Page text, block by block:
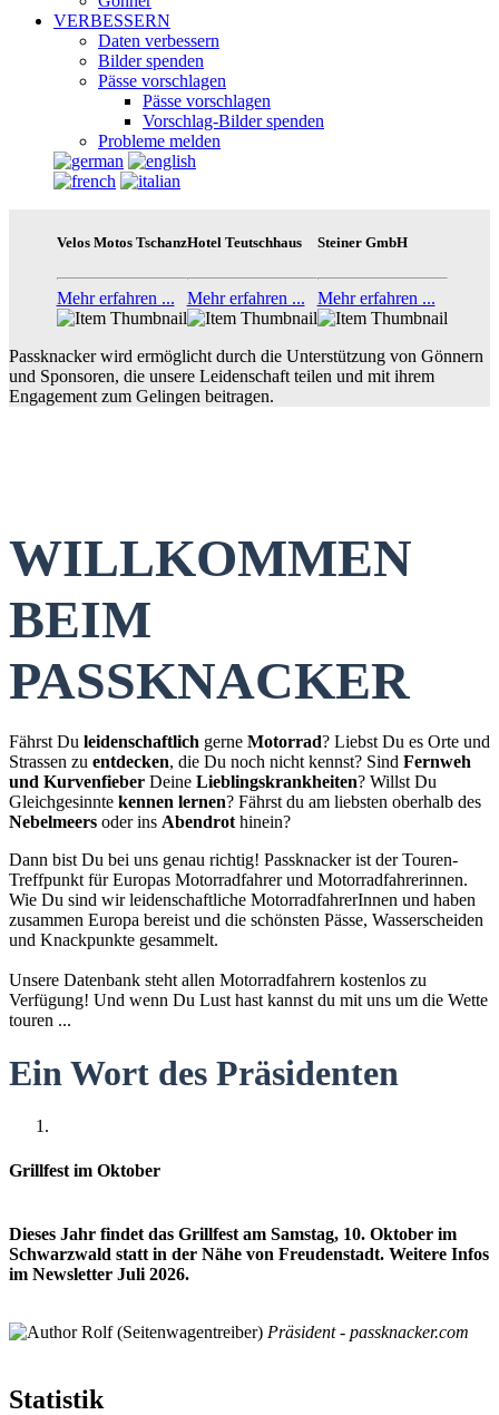
VERBESSERN
Daten verbessern
Bilder spenden
Pässe vorschlagen
Pässe vorschlagen
Vorschlag-Bilder spenden
Probleme melden
Velos Motos Tschanz
Mehr erfahren ...
Hotel Teutschhaus
Mehr erfahren ...
Steiner GmbH
Mehr erfahren ...
Passknacker wird ermöglicht durch die Unterstützung von Gönnern
und Sponsoren, die unsere Leidenschaft teilen und mit ihrem
Engagement zum Gelingen beitragen.
WILLKOMMEN
BEIM
PASSKNACKER
Fährst Du leidenschaftlich gerne Motorrad? Liebst Du es Orte und
Strassen zu entdecken, die Du noch nicht kennst? Sind Fernweh
und Kurvenfieber Deine Lieblingskrankheiten? Willst Du
Gleichgesinnte kennen lernen? Fährst du am liebsten oberhalb des
Nebelmeers oder ins Abendrothinein?
Dann bist Du bei uns genau richtig! Passknacker ist der Touren-
Treffpunkt für Europas Motorradfahrer und Motorradfahrerinnen.
Wie Du sind wir leidenschaftliche MotorradfahrerInnen und haben
zusammen Europa bereist und die schönsten Pässe, Wasserscheiden
und Knackpunkte gesammelt.
Unsere Datenbank steht allen Motorradfahrern kostenlos zu
Verfügung! Und wenn Du Lust hast kannst du mit uns um die Wette
touren ...
Ein Wort des Präsidenten
Grillfest im Oktober
Dieses Jahr findet das Grillfest am Samstag, 10. Oktober im
Schwarzwald statt in der Nähe von Freudenstadt. Weitere Infos
im Newsletter Juli 2026.
Rolf (Seitenwagentreiber) Präsident - passknacker.com
Statistik